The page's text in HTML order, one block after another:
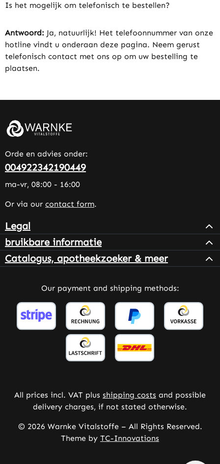
Is het mogelijk om telefonisch te bestellen?
Antwoord: Ja, natuurlijk! Het telefoonnummer van onze
hotline vindt u onderaan deze pagina. Neem gerust
telefonisch contact met ons op om uw bestelling te
plaatsen.
Orde en advies onder:
004922342190449
ma-vr, 08:00 - 16:00
Or via our contact form.
Legal
bruikbare informatie
Catalogus, apotheekzoeker & meer
Our payment and shipping methods:
All prices incl. VAT plus shipping costs and possible
delivery charges, if not stated otherwise.
© 2026 Warnke Vitalstoffe – All Rights Reserved.
Theme by TC-Innovations